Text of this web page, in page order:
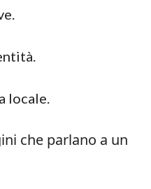
locale.
che parlano a un